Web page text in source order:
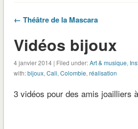
← Théâtre de la Mascara
Vidéos bijoux
4 janvier 2014 | Filed under:Art & musique,
with:bijoux, Cali, Colombie, réalisation
3 vidéos pour des amis joailliers